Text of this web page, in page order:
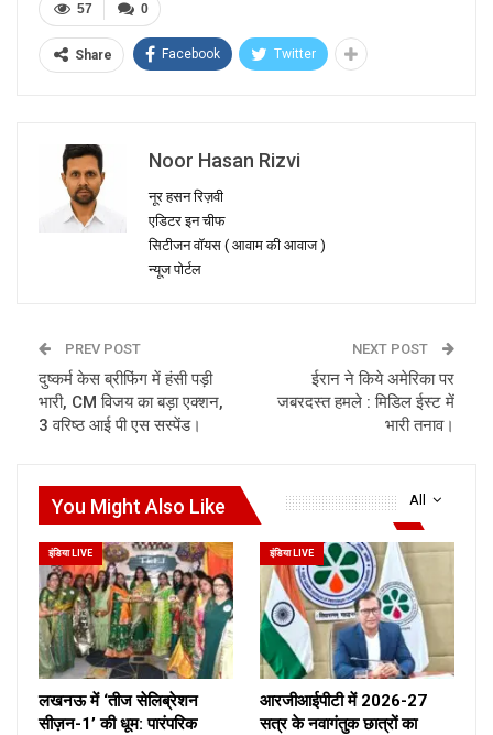
0
57
Share Facebook Twitter
Noor Hasan Rizvi
नूर हसन रिज़वी
एडिटर इन चीफ
सिटीजन वॉयस ( आवाम की आवाज )
न्यूज पोर्टल
PREV POST
दुष्कर्म केस ब्रीफिंग में हंसी पड़ी
भारी, CM विजय का बड़ा एक्शन,
3 वरिष्ठ आई पी एस सस्पेंड।
NEXT POST
ईरान ने किये अमेरिका पर
जबरदस्त हमले : मिडिल ईस्ट में
भारी तनाव।
All
You Might Also Like
इंडिया LIVE
लखनऊ में ‘तीज सेलिब्रेशन
सीज़न-1’ की धूम: पारंपरिक
इंडिया LIVE
आरजीआईपीटी में 2026-27
सत्र के नवागंतुक छात्रों का